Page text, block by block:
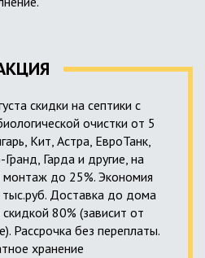
скидки на септики с
очистки от 5
Кит, Астра, ЕвроТанк,
Гарда и другие, на
до 25%. Экономия
Доставка до дома
80% (зависит от
Рассрочка без переплаты.
хранение